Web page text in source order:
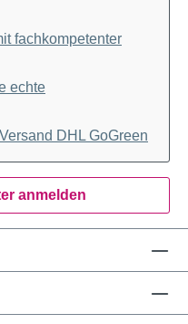
fachkompetenter
echte
DHL GoGreen
anmelden